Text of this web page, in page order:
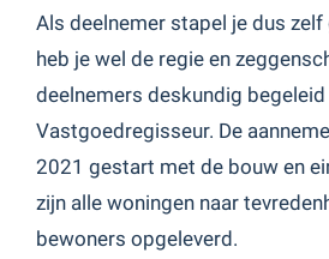
Als deelnemer stapel je dus zelf
heb je wel de regie en
deelnemers deskundig
Vastgoedregisseur. De
2021 gestart met de bouw en
zijn alle woningen naar
bewoners opgeleverd.